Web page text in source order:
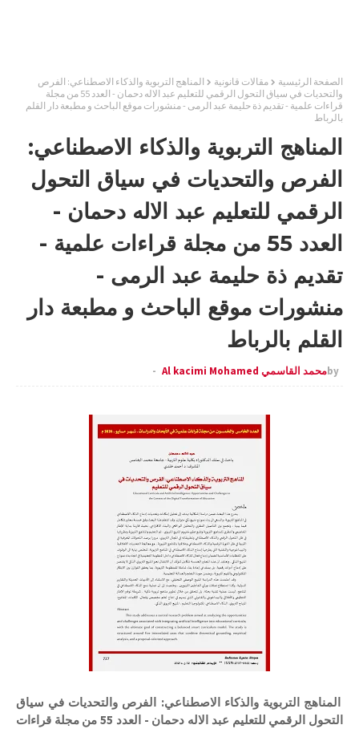
الصفحة الرئيسية مقالات قانونية
المناهج التربوية والذكاء الاصطناعي: الفرص
والتحديات في سياق التحول الرقمي للتعليم عبد الاله دحمان - العدد 55 من مجلة
قراءات علمية - تقديم ذة حليمة عبد الرمى - منشورات موقع الباحث و مطبعة دار القلم
بالرباط
المناهج التربوية والذكاء الاصطناعي:
الفرص والتحديات في سياق التحول
الرقمي للتعليم عبد الاله دحمان -
العدد 55 من مجلة قراءات علمية -
تقديم ذة حليمة عبد الرمى -
منشورات موقع الباحث و مطبعة دار
القلم بالرباط
byمحمد القاسمي Al kacimi Mohamed
المناهج التربوية والذكاء الاصطناعي: الفرص والتحديات في سياق
التحول الرقمي للتعليم عبد الاله دحمان - العدد 55 من مجلة قراءات